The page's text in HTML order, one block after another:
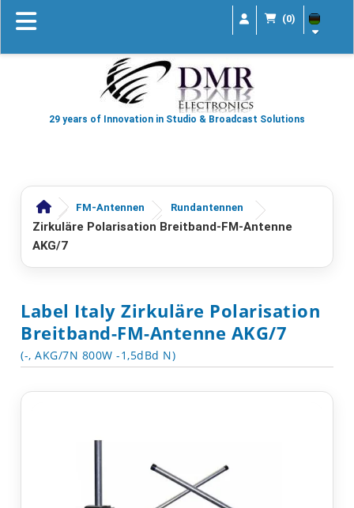
(0)
29 years of Innovation in Studio & Broadcast Solutions
FM-Antennen Rundantennen
Zirkuläre Polarisation Breitband-FM-Antenne
AKG/7
Label Italy Zirkuläre Polarisation
Breitband-FM-Antenne AKG/7
(-, AKG/7N 800W -1,5dBd N)